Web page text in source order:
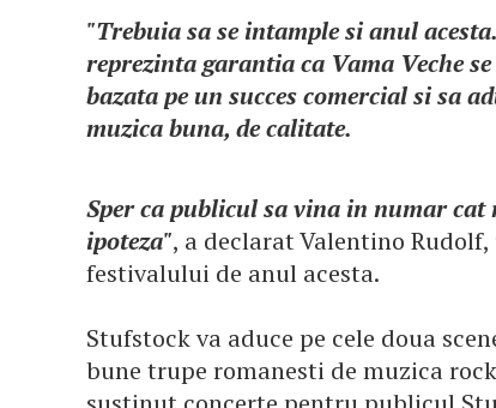
"Trebuia sa se intample si anul
reprezinta garantia ca Vama Veche
bazata pe un succes comercial si sa
muzica buna, de calitate.
Sper ca publicul sa vina in numar cat
ipoteza", a declarat Valentino
festivalului de anul acesta.
Stufstock va aduce pe cele doua
bune trupe romanesti de muzica